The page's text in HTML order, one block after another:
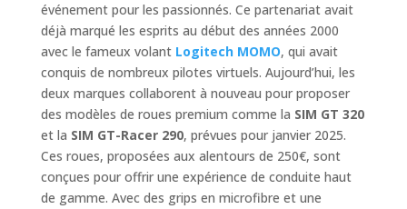
événement pour les passionnés. Ce partenariat avait
déjà marqué les esprits au début des années 2000
avec le fameux volant Logitech MOMO, qui avait
conquis de nombreux pilotes virtuels. Aujourd’hui, les
deux marques collaborent à nouveau pour proposer
des modèles de roues premium comme la SIM GT 320
et la SIM GT-Racer 290, prévues pour janvier 2025.
Ces roues, proposées aux alentours de 250€, sont
conçues pour offrir une expérience de conduite haut
de gamme. Avec des grips en microfibre et une